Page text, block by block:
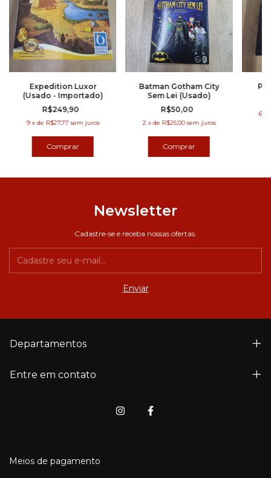
Expedition Luxor
(Usado - Importado)
R$249,90
9 xde R$27,77 sem juros
Batman Gotham City
Sem Lei (Usado)
R$50,00
2 xde R$25,00 sem juros
6
Newsletter
Cadastre-se e receba nossas ofertas.
Departamentos
Entre em contato
Meios de pagamento